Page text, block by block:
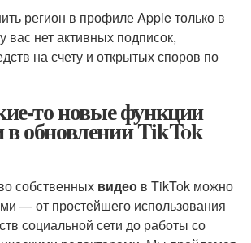
регион в профиле Apple только в
вас нет активных подписок,
на счету и открытых споров по
то новые функции
обновлении TikTok
собственных видео в TikTok можно
— от простейшего использования
социальной сети до работы со